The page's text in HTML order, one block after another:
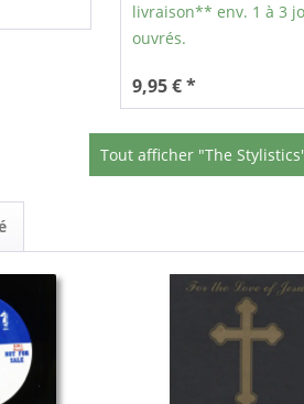
livraison** env. 1 à 3
ouvrés.
9,95 € *
Tout afficher "The